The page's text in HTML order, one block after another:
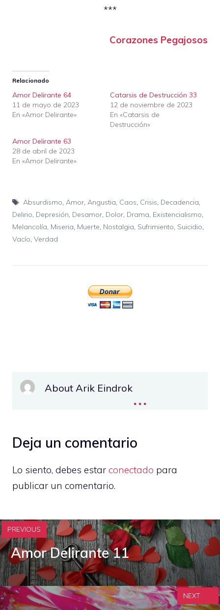
***
Corazones Pegajosos
Relacionado
Amor Delirante 64
11 de mayo de 2023
En «Amor Delirante»
Catarsis de Destrucción 33
12 de noviembre de 2023
En «Catarsis de
Destrucción»
Amor Delirante 63
28 de abril de 2023
En «Amor Delirante»
Etiquetas
Absurdismo, Amor, Angustia, Caos, Crisis, Decadencia,
Delirio, Depresión, Desamor, Dolor, Drama, Existencialismo,
Melancolía, Miseria, Muerte, Nostalgia, Sufrimiento, Suicidio,
Vacío, Verdad
About Arik Eindrok...
Deja un comentario
Lo siento, debes estar conectado para
publicar un comentario.
PREVIOUS
Amor Delirante 11
NEXT